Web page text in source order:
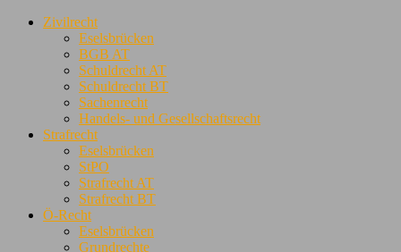
Zivilrecht
Eselsbrücken
BGB AT
Schuldrecht AT
Schuldrecht BT
Sachenrecht
Handels- und Gesellschaftsrecht
Strafrecht
Eselsbrücken
StPO
Strafrecht AT
Strafrecht BT
Ö-Recht
Eselsbrücken
Grundrechte